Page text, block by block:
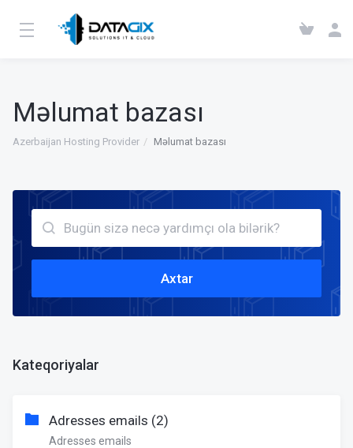
Məlumat bazası
Azerbaijan Hosting Provider Məlumat bazası
Axtar
Kateqoriyalar
Adresses emails (2)
Adresses emails